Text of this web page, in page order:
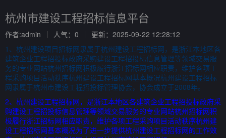
杭州市建设工程招标信息平台
作者:admin 人气：0
更新：2025-09-22 12:28:12
1、杭州建设项目招标网隶属于杭州建设工程招标网，是浙江本地区各
建筑企业工程招投标政府采购建设工程招投标信息管理等领域交易服
务的专业网站杭州招标网积极履行浙江招标网相应职责，维护各项工
程采购项目活动秩序杭州建设工程招标网基本概况杭州建设工程招标
网隶属于杭州市建设工程招投标管理协会，协会成立于2008年。
2、杭州建设工程招标网，是浙江本地区各建筑企业工程招投标政府采
购建设工程招投标信息管理等领域交易服务的专业网站杭州招标网积
极履行浙江招标网相应职责，维护各项工程采购项目活动秩序杭州建
设工程招标网基本概况为了进一步提供杭州建设工程招标网的工作效